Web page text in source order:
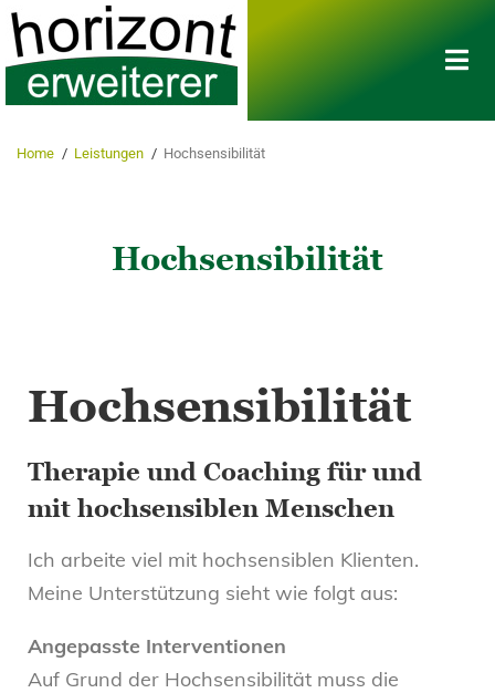
Home / Leistungen / Hochsensibilität
Hochsensibilität
Hochsensibilität
Therapie und Coaching für und
mit hochsensiblen Menschen
Ich arbeite viel mit hochsensiblen Klienten.
Meine Unterstützung sieht wie folgt aus:
Angepasste Interventionen
Auf Grund der Hochsensibilität muss die